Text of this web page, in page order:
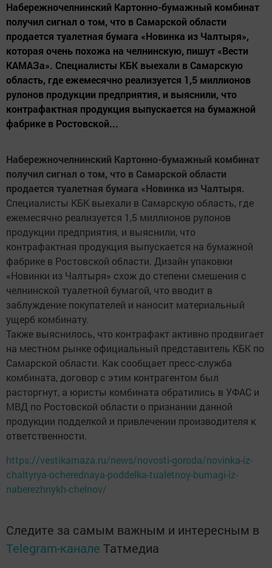
Набережночелнинский Картонно-бумажный комбинат
получил сигнал о том, что в Самарской области
продается туалетная бумага «Новинка из Чалтыря»,
которая очень похожа на челнинскую, пишут «Вести
КАМАЗа». Специалисты КБК выехали в Самарскую
область, где ежемесячно реализуется 1,5 миллионов
рулонов продукции предприятия, и выяснили, что
контрафактная продукция выпускается на бумажной
фабрике в Ростовской...
Набережночелнинский Картонно-бумажный комбинат
получил сигнал о том, что в Самарской области
продается туалетная бумага «Новинка из Чалтыря.
Специалисты КБК выехали в Самарскую область, где
ежемесячно реализуется 1,5 миллионов рулонов
продукции предприятия, и выяснили, что
контрафактная продукция выпускается на бумажной
фабрике в Ростовской области. Дизайн упаковки
«Новинки из Чалтыря» схож до степени смешения с
челнинской туалетной бумагой, что вводит в
заблуждение покупателей и наносит материальный
ущерб комбинату.
Также выяснилось, что контрафакт активно продвигает
на местном рынке официальный представитель КБК по
Самарской области. Как сообщает пресс-служба
комбината, договор с этим контрагентом был
расторгнут, а юристы комбината обратились в УФАС и
МВД по Ростовской области о признании данной
продукции подделкой и привлечении производителя к
ответственности.
https://vestikamaza.ru/news/novosti-goroda/novinka-iz-
chaltyrya-ocherednaya-poddelka-tualetnoy-bumagi-iz-
naberezhnykh-chelnov/
Следите за самым важным и интересным в
Telegram-канале Татмедиа